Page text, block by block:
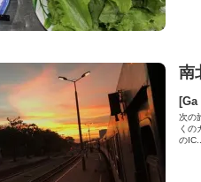
南
次の
くの
の